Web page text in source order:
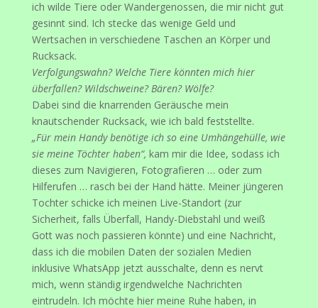
ich wilde Tiere oder Wandergenossen, die mir nicht gut
gesinnt sind. Ich stecke das wenige Geld und
Wertsachen in verschiedene Taschen an Körper und
Rucksack.
Verfolgungswahn? Welche Tiere könnten mich hier
überfallen? Wildschweine? Bären? Wölfe?
Dabei sind die knarrenden Geräusche mein
knautschender Rucksack, wie ich bald feststellte.
„Für mein Handy benötige ich so eine Umhängehülle, wie
sie meine Töchter haben“, kam mir die Idee, sodass ich
dieses zum Navigieren, Fotografieren … oder zum
Hilferufen … rasch bei der Hand hätte. Meiner jüngeren
Tochter schicke ich meinen Live-Standort (zur
Sicherheit, falls Überfall, Handy-Diebstahl und weiß
Gott was noch passieren könnte) und eine Nachricht,
dass ich die mobilen Daten der sozialen Medien
inklusive WhatsApp jetzt ausschalte, denn es nervt
mich, wenn ständig irgendwelche Nachrichten
eintrudeln. Ich möchte hier meine Ruhe haben, in